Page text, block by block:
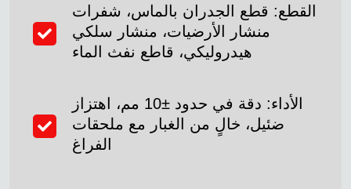
القطع: قطع الجدران بالماس، شفرات
منشار الأرضيات، منشار سلكي
هيدروليكي، قاطع نفث الماء
الأداء: دقة في حدود ±10 مم، اهتزاز
ضئيل، خالٍ من الغبار مع ملحقات
الفراغ